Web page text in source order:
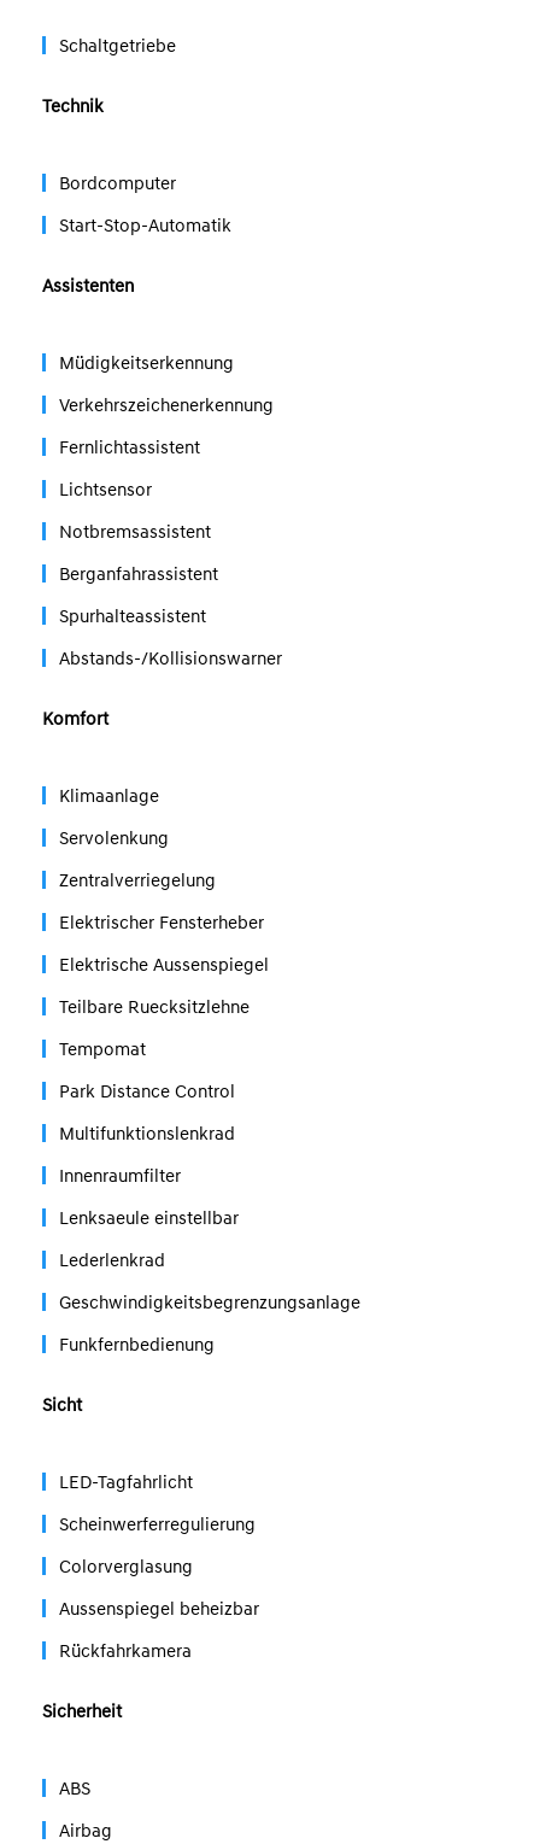
Schaltgetriebe
Technik
Bordcomputer
Start-Stop-Automatik
Assistenten
Müdigkeitserkennung
Verkehrszeichenerkennung
Fernlichtassistent
Lichtsensor
Notbremsassistent
Berganfahrassistent
Spurhalteassistent
Abstands-/Kollisionswarner
Komfort
Klimaanlage
Servolenkung
Zentralverriegelung
Elektrischer Fensterheber
Elektrische Aussenspiegel
Teilbare Ruecksitzlehne
Tempomat
Park Distance Control
Multifunktionslenkrad
Innenraumfilter
Lenksaeule einstellbar
Lederlenkrad
Geschwindigkeitsbegrenzungsanlage
Funkfernbedienung
Sicht
LED-Tagfahrlicht
Scheinwerferregulierung
Colorverglasung
Aussenspiegel beheizbar
Rückfahrkamera
Sicherheit
ABS
Airbag